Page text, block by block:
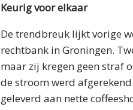
Keurig voor elkaar
De trendbreuk lijkt vorige
rechtbank in Groningen.
maar zij kregen geen straf
de stroom werd
geleverd aan nette